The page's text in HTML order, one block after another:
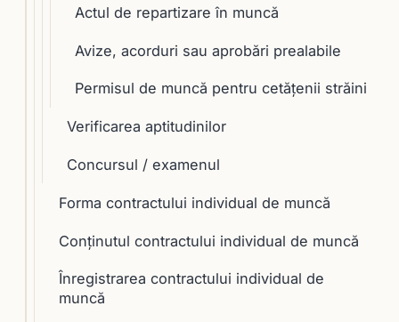
Actul de repartizare în muncă
Avize, acorduri sau aprobări prealabile
Permisul de muncă pentru cetăţenii străini
Verificarea aptitudinilor
Concursul / examenul
Forma contractului individual de muncă
Conţinutul contractului individual de muncă
Înregistrarea contractului individual de
muncă